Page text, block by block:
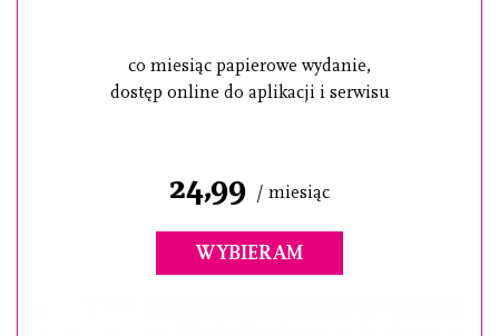
co miesiąc papierowe wydanie,
dostęp online do aplikacji i serwisu
24,99 / miesiąc
WYBIERAM